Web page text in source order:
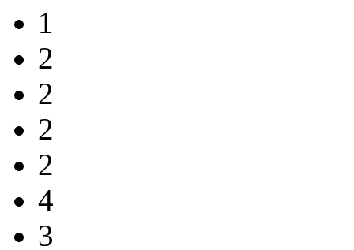
1
2
2
2
2
4
3